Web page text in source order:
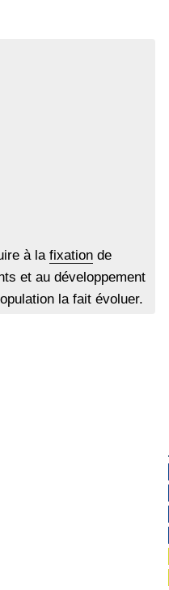
à la fixation de
et au développement
la fait évoluer.